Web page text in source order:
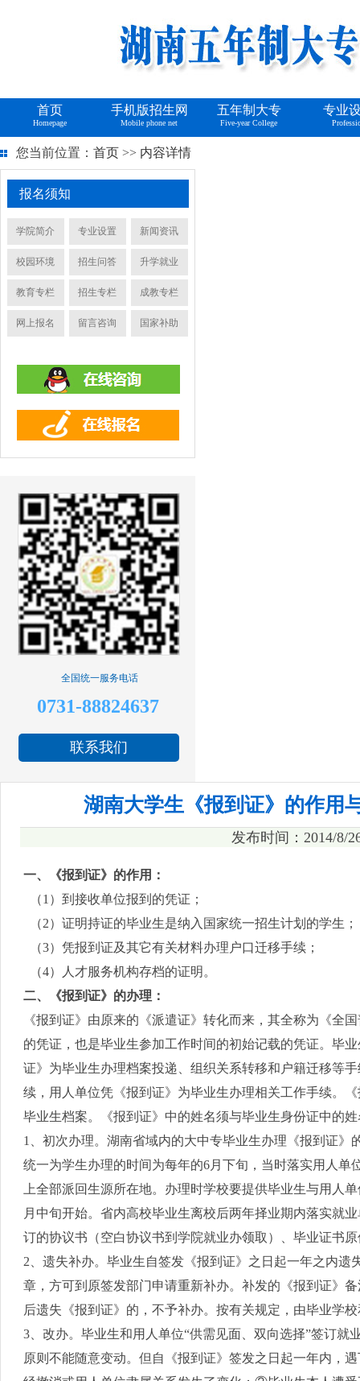
首页
Homepage
手机版招生网
Mobile phone net
五年制大专
Five-year College
专业
您当前位置： 首页 >> 内容详情
报名须知
学院简介 专业设置 新闻资讯
校园环境 招生问答 升学就业
教育专栏 招生专栏 成教专栏
网上报名 留言咨询 国家补助
全国统一服务电话
0731-88824637
联系我们
湖南大学生《报到证》的作用
发布时间：2014/
一、《报到证》的作用：
（1）到接收单位报到的凭证；
（2）证明持证的毕业生是纳入国家统一招生计划的学生；
（3）凭报到证及其它有关材料办理户口迁移手续；
（4）人才服务机构存档的证明。
二、《报到证》的办理：
《报到证》由原来的《派遣证》转化而来，其全称为《全
的凭证，也是毕业生参加工作时间的初始记载的凭证。毕
证》为毕业生办理档案投递、组织关系转移和户籍迁移等
续，用人单位凭《报到证》为毕业生办理相关工作手续。
毕业生档案。《报到证》中的姓名须与毕业生身份证中的
1、初次办理。湖南省域内的大中专毕业生办理《报到证
统一为学生办理的时间为每年的6月下旬，当时落实用人
上全部派回生源所在地。办理时学校要提供毕业生与用人
月中旬开始。省内高校毕业生离校后两年择业期内落实就
订的协议书（空白协议书到学院就业办领取）、毕业证书
2、遗失补办。毕业生自签发《报到证》之日起一年之内
章，方可到原签发部门申请重新补办。补发的《报到证》
后遗失《报到证》的，不予补办。按有关规定，由毕业学
3、改办。毕业生和用人单位“供需见面、双向选择”签订
原则不能随意变动。但自《报到证》签发之日起一年内，